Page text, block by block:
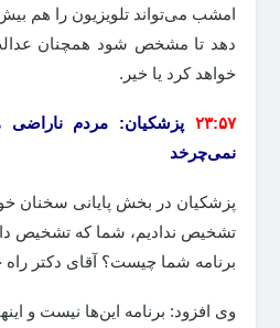
امشب می‌تواند تلویزیون را هم
دهد تا مشخص شود همچنان
خواهد کرد یا خیر.
۲۳:۵۷ پزشکیان: مردم
نمی‌چرخد
پزشکیان در بخش پایانی سخنان
تشخیص ندادیم، شما که تشخیص
برنامه شما چیست؟ آقای دکتر راه
وی افزود: برنامه این‌ها نیست و